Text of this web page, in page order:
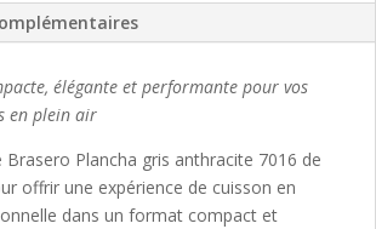
élégante et performante pour vos
en plein air
Plancha gris anthracite 7016 de
offrir une expérience de cuisson en
dans un format compact et